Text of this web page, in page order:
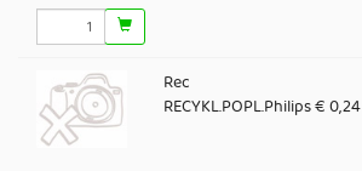
Rec
RECYKL.POPL.Philips € 0,24